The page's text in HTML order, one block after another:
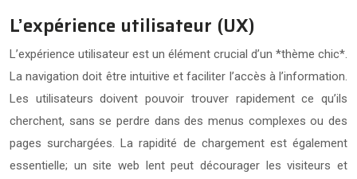
L’expérience utilisateur (UX)
L’expérience utilisateur est un élément crucial d’un *thème chic*.
La navigation doit être intuitive et faciliter l’accès à l’information.
Les utilisateurs doivent pouvoir trouver rapidement ce qu’ils
cherchent, sans se perdre dans des menus complexes ou des
pages surchargées. La rapidité de chargement est également
essentielle; un site web lent peut décourager les visiteurs et